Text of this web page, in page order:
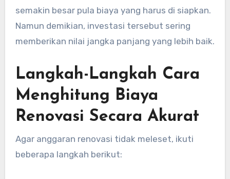
semakin besar pula biaya yang harus di siapkan.
Namun demikian, investasi tersebut sering
memberikan nilai jangka panjang yang lebih baik.
Langkah-Langkah Cara
Menghitung Biaya
Renovasi Secara Akurat
Agar anggaran renovasi tidak meleset, ikuti
beberapa langkah berikut: